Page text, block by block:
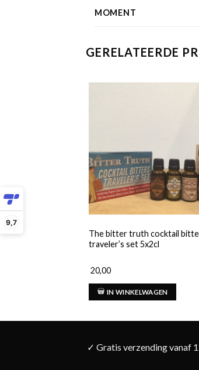
9,7
MOMENT
GERELATEERDE
The bitter truth cocktail
traveler’s set 5x2cl
20,00
IN WINKELWAGEN
✓ Gratis verzending vanaf